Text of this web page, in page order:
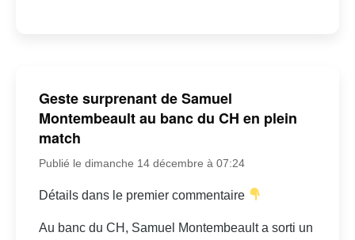
Geste surprenant de Samuel
Montembeault au banc du CH en plein
match
Publié le dimanche 14 décembre à 07:24
Détails dans le premier commentaire
Au banc du CH, Samuel Montembeault a sorti un